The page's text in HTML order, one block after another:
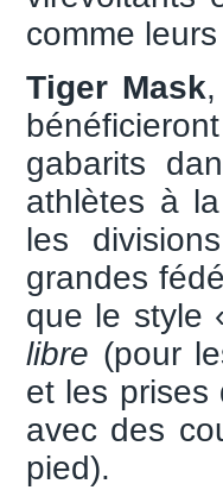
comme
Tiger Mask
gabarits
athlètes à
les
grandes
que le style
libre (pour
et les
avec des
pied).